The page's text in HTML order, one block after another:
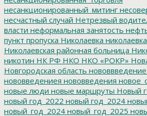
несанкционированный_митинг
несчастный случай Нетрезвый
власти неформальная занятость
пункт пропуска Николаевка
Николаевская районная больница
никотин НК РФ НКО НКО «РОКР»
Новгородская область нововвведение
нововведениея нововведения
новые люди новые маршруты Новый
новый год_2022 новый год_2024
новый_год_2024 новый_год_2025